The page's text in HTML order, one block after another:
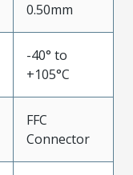
0.50mm
-40° to
+105°C
FFC
Connector